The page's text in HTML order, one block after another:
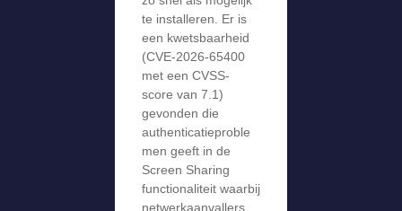
te installeren. Er is
een kwetsbaarheid
(CVE-2026-65400
met een CVSS-
score van 7.1)
gevonden die
authenticatieproble
men geeft in de
Screen Sharing
functionaliteit waarbij
netwerkaanvallers